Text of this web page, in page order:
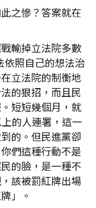
之慘？答案就在
輸掉立法院多數
依照自己的想法治
立法院的制衡地
的狠招，而且民
短短幾個月，就
的人連署，這一
的。但民進黨卻
們這種行動不是
的臉，是一種不
該被罰紅牌出場
」。